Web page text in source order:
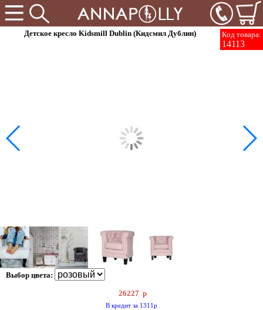
Код товара:
14113
Детское кресло Kidsmill Dublin (Кидсмил Дублин)
Выбор цвета:
26227 р
В кредит за 1311р